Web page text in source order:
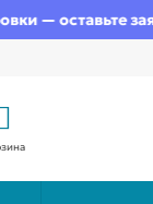
оставьте